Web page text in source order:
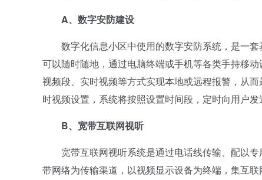
A、数字安防建设
数字化信息小区中使用的数字安防系统，是一套
可以随时随地，通过电脑终端或手机等各类手持移
视频段、实时视频等方式实现本地或远程报警，从
时视频设置，系统将按照设置时间段，定时向用户发
B、宽带互联网视听
宽带互联网视听系统是通过电话线传输、配以专
带网络为传输渠道，以视频显示设备为终端，集互